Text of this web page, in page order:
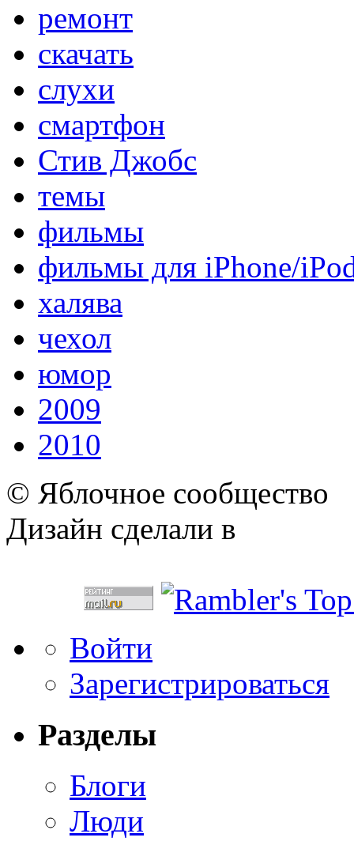
ремонт
скачать
слухи
смартфон
Стив Джобс
темы
фильмы
фильмы для iPhone/
халява
чехол
юмор
2009
2010
© Яблочное сообщество
Дизайн сделали в
Войти
Зарегистрироваться
Разделы
Блоги
Люди